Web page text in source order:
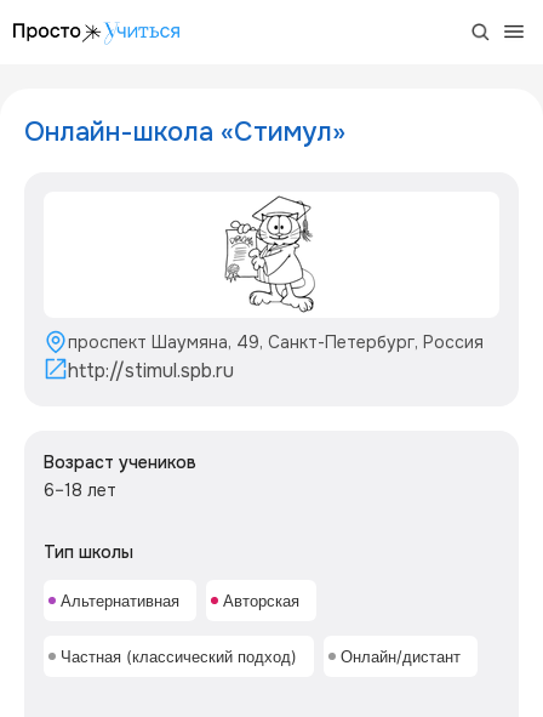
Онлайн-школа «Стимул»
проспект Шаумяна, 49, Санкт-Петербург, Россия
http://stimul.spb.ru
Возраст учеников
6–18 лет
Тип школы
Альтернативная Авторская
Частная (классический подход) Онлайн/дистант